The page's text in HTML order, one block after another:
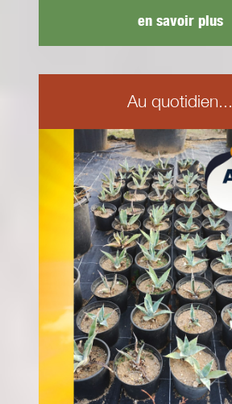
en savoir plus
Au quotidien...